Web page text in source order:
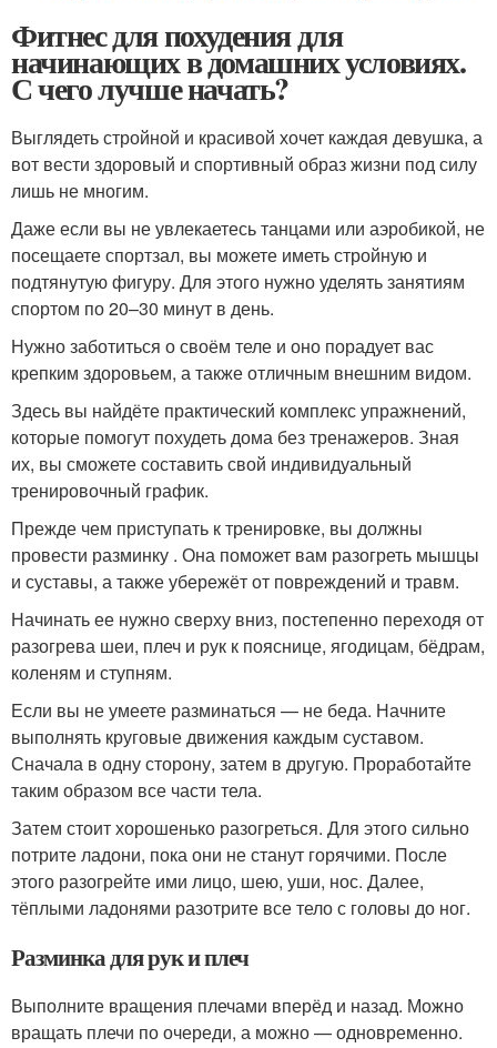
Фитнес для похудения для
начинающих в домашних условиях.
С чего лучше начать?
Выглядеть стройной и красивой хочет каждая девушка, а
вот вести здоровый и спортивный образ жизни под силу
лишь не многим.
Даже если вы не увлекаетесь танцами или аэробикой, не
посещаете спортзал, вы можете иметь стройную и
подтянутую фигуру. Для этого нужно уделять занятиям
спортом по 20–30 минут в день.
Нужно заботиться о своём теле и оно порадует вас
крепким здоровьем, а также отличным внешним видом.
Здесь вы найдёте практический комплекс упражнений,
которые помогут похудеть дома без тренажеров. Зная
их, вы сможете составить свой индивидуальный
тренировочный график.
Прежде чем приступать к тренировке, вы должны
провести разминку . Она поможет вам разогреть мышцы
и суставы, а также убережёт от повреждений и травм.
Начинать ее нужно сверху вниз, постепенно переходя от
разогрева шеи, плеч и рук к пояснице, ягодицам, бёдрам,
коленям и ступням.
Если вы не умеете разминаться — не беда. Начните
выполнять круговые движения каждым суставом.
Сначала в одну сторону, затем в другую. Проработайте
таким образом все части тела.
Затем стоит хорошенько разогреться. Для этого сильно
потрите ладони, пока они не станут горячими. После
этого разогрейте ими лицо, шею, уши, нос. Далее,
тёплыми ладонями разотрите все тело с головы до ног.
Разминка для рук и плеч
Выполните вращения плечами вперёд и назад. Можно
вращать плечи по очереди, а можно — одновременно.